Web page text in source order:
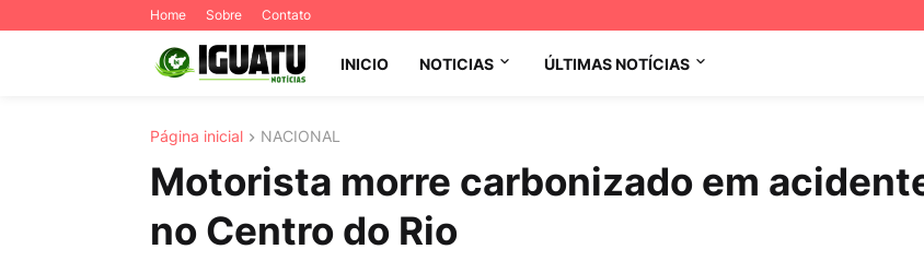
Home Sobre Contato
INICIO NOTICIAS ÚLTIMAS NOTÍCIAS
Página inicial NACIONAL
Motorista morre carbonizado em
no Centro do Rio